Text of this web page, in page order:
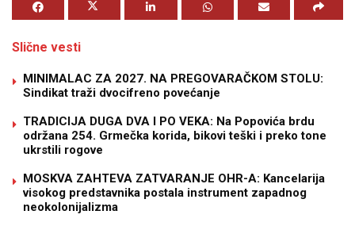
Slične vesti
MINIMALAC ZA 2027. NA PREGOVARAČKOM STOLU:
Sindikat traži dvocifreno povećanje
TRADICIJA DUGA DVA I PO VEKA: Na Popovića brdu
održana 254. Grmečka korida, bikovi teški i preko tone
ukrstili rogove
MOSKVA ZAHTEVA ZATVARANJE OHR-A: Kancelarija
visokog predstavnika postala instrument zapadnog
neokolonijalizma